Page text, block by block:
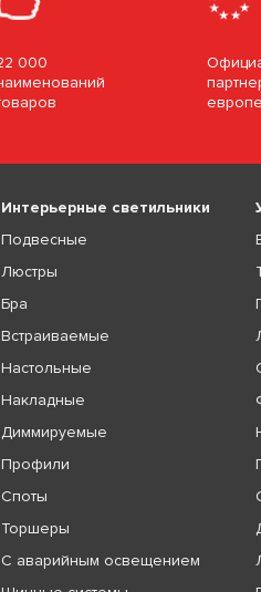
000
Интерьерные светильники
Подвесные
Люстры
Бра
Встраиваемые
Настольные
Накладные
Диммируемые
Профили
Споты
Торшеры
С аварийным освещением